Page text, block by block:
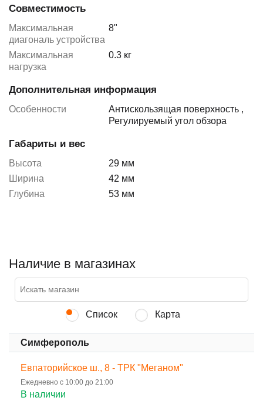
Совместимость
Максимальная
диагональ устройства
8"
Максимальная
нагрузка
0.3 кг
Дополнительная информация
Особенности Антискользящая поверхность ,
Регулируемый угол обзора
Габариты и вес
Высота
29 мм
Ширина
42 мм
Глубина
53 мм
Наличие в магазинах
Список Карта
Симферополь
Евпаторийское ш., 8 - ТРК "Меганом"
Ежедневно с 10:00 до 21:00
В наличии